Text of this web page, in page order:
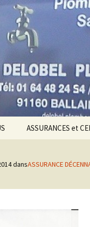
ASSURANCES et
dansASSURANCE